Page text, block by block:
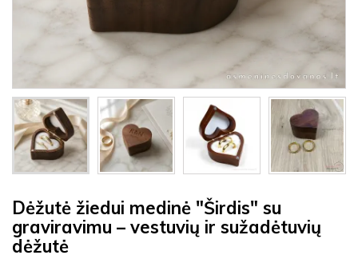
Dėžutė žiedui medinė "Širdis" su
graviravimu – vestuvių ir sužadėtuvių
dėžutė